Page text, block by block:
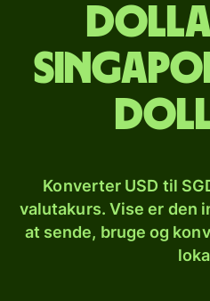
Konverter USD til
valutakurs. Vise er den
at sende, bruge og